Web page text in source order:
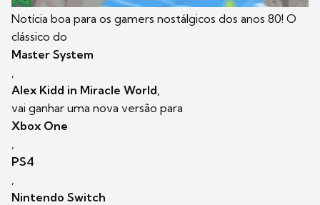
Notícia boa para os gamers nostálgicos dos anos 80! O
clássico do
Master System
Alex Kidd in Miracle World,
vai ganhar uma nova versão para
Xbox One
PS4
Nintendo Switch